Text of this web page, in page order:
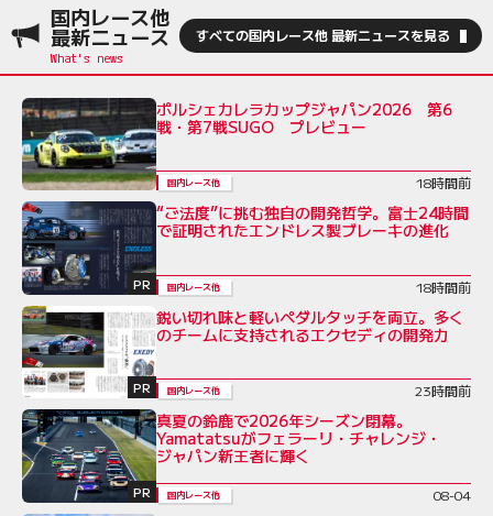
国内レース他
最新ニュース すべての国内レース他 最新ニュースを見る
ポルシェカレラカップジャパン2026 第6
戦・第7戦SUGO プレビュー
国内レース他 18時間前
PR
“ご法度”に挑む独自の開発哲学。富士24時間
で証明されたエンドレス製ブレーキの進化
国内レース他 18時間前
PR
鋭い切れ味と軽いペダルタッチを両立。多く
のチームに支持されるエクセディの開発力
国内レース他 23時間前
PR
真夏の鈴鹿で2026年シーズン閉幕。
Yamatatsuがフェラーリ・チャレンジ・
ジャパン新王者に輝く
国内レース他 08-04